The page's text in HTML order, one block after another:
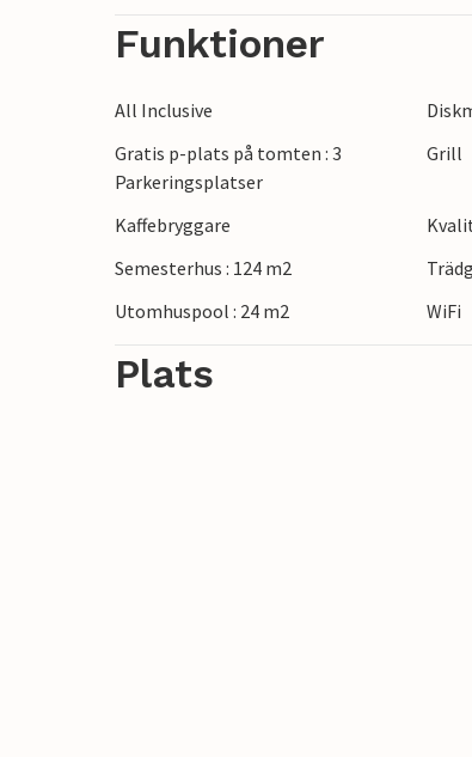
Funktioner
All Inclusive
Gratis p-plats på tomten : 3
Parkeringsplatser
Grill
Kaffebryggare
Semesterhus : 124 m2
Utomhuspool : 24 m2
WiFi
Plats